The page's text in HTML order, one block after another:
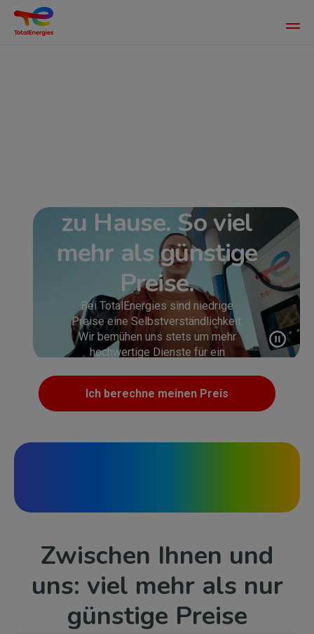
Main
zu Hause. So viel
mehr als günstige
Preise.
Bei TotalEnergies sind niedrige
Preise eine Selbstverständlichkeit.
Wir bemühen uns stets um mehr
hochwertige Dienste für ein
Ich berechne meinen Preis
Zwischen Ihnen und
uns: viel mehr als nur
günstige Preise